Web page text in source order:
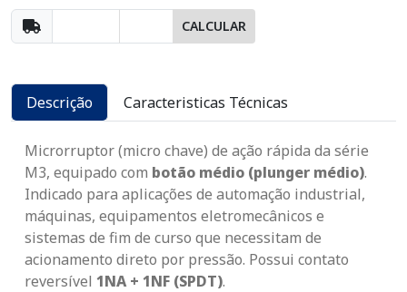
CALCULAR
Descrição Caracteristicas Técnicas
Microrruptor (micro chave) de ação rápida da série
M3, equipado com botão médio (plunger médio).
Indicado para aplicações de automação industrial,
máquinas, equipamentos eletromecânicos e
sistemas de fim de curso que necessitam de
acionamento direto por pressão. Possui contato
reversível 1NA + 1NF (SPDT).